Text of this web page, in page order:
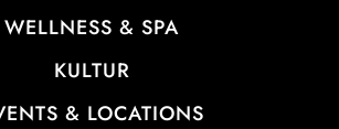
WELLNESS & SPA
KULTUR
& LOCATIONS